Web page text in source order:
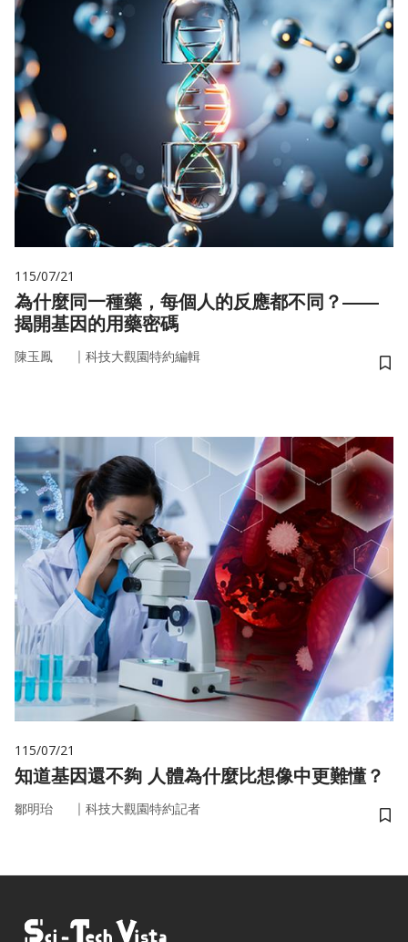
115/07/21
為什麼同一種藥，每個人的反應都不同？——
揭開基因的用藥密碼
陳玉鳳 ｜ 科技大觀園特約編輯
儲
115/07/21
知道基因還不夠 人體為什麼比想像中更難懂？
鄒明珆 ｜ 科技大觀園特約記者
儲